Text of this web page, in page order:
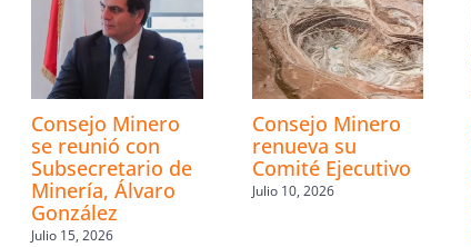
Consejo Minero
se reunió con
Subsecretario de
Minería, Álvaro
González
Julio 15, 2026
Consejo Minero
renueva su
Comité Ejecutivo
Julio 10, 2026